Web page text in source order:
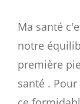
Ma santé
notre
première
santé .